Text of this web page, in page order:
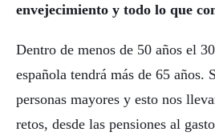
envejecimiento y todo lo que
Dentro de menos de 50 años el
española tendrá más de 65 años.
personas mayores y esto nos
retos, desde las pensiones al